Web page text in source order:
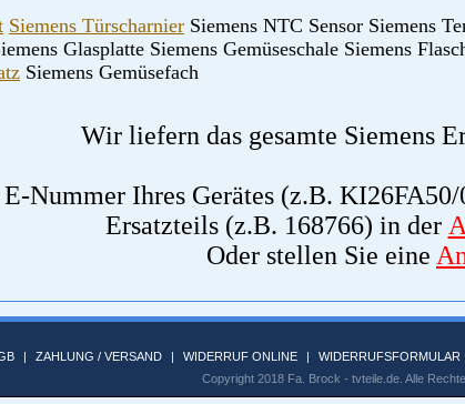
Siemens Türscharnier Siemens NTC Sensor Siemens
Glasplatte Siemens Gemüseschale Siemens
Siemens Gemüsefach
Wir liefern das gesamte Siemens
E-Nummer Ihres Gerätes (z.B.
Ersatzteils (z.B. 168766) in der
Oder stellen Sie eine
| ZAHLUNG / VERSAND | WIDERRUF ONLINE | WIDERRUFSFORMULAR
Copyright 2018 Fa. Brock - tvteile.de. Alle